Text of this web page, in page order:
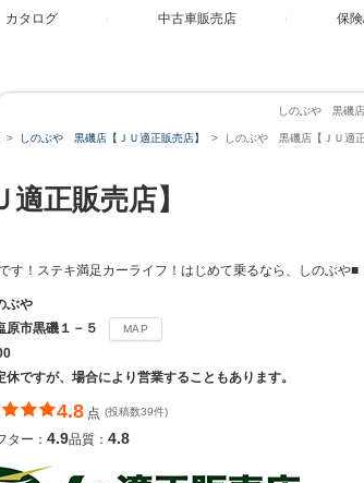
カタログ 中古車販売店 保
しのぶや 黒磯店
しのぶや 黒磯店【ＪＵ適正販売店】 しのぶや 黒磯店【ＪＵ適
適正販売店】
す！ステキ満足カーライフ！はじめて乗るなら、しのぶや■
ぶや
原市黒磯１－５ MAP
休ですが、場合により営業することもあります。
4.8 点 (投稿数39件)
ター： 4.9品質： 4.8